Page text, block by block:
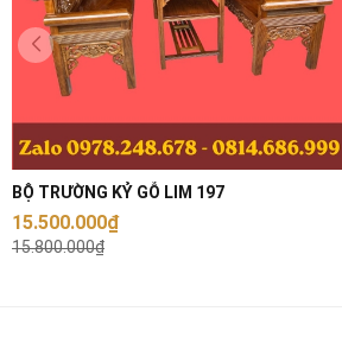
Bao gồm 02 ghế
Kích thước
mặt ghế rộng
11 chỉ 6.6 cm,
BỘ TRƯỜNG KỶ GỖ LIM 197
15.500.000₫
15.800.000₫